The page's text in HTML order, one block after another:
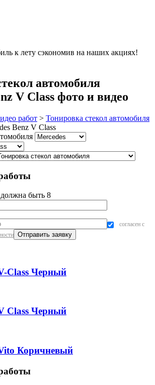
к лету сэкономив на наших акциях!
автомобиля
V Class фото и видео
работ > Тонировка стекол автомобиля
Benz V Class
быть 8
согласен с
Class Черный
Class Черный
Коричневый